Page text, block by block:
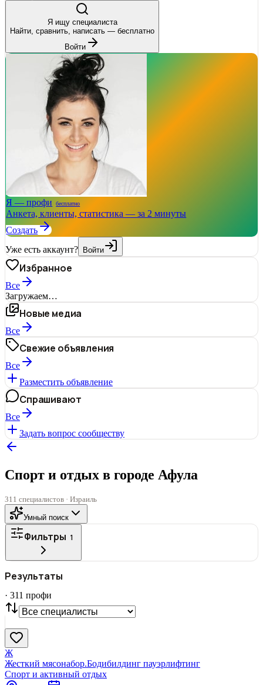
Я ищу специалиста
Найти, сравнить, написать — бесплатно
Войти
Я — профи бесплатно
Анкета, клиенты, статистика — за 2 минуты
Создать
Уже есть аккаунт? Войти
Избранное
Все
Загружаем…
Новые медиа
Все
Свежие объявления
Все
Разместить объявление
Спрашивают
Все
Задать вопрос сообществу
Спорт и отдых в городе Афула
311 специалистов · Израиль
Умный поиск
Фильтры 1
Все
СТАТУС
VIP С фото
Нашли
Сбросить
Результаты
· 311 профи
Ж
Жесткий мясонабор.Бодибилдинг пауэрлифтинг
Спорт и активный отдых